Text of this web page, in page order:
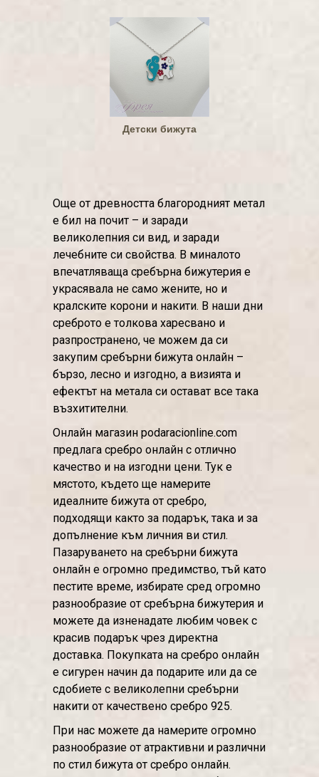
Детски бижута
Още от древността благородният метал
е бил на почит – и заради
великолепния си вид, и заради
лечебните си свойства. В миналото
впечатляваща сребърна бижутерия е
украсявала не само жените, но и
кралските корони и накити. В наши дни
среброто е толкова харесвано и
разпространено, че можем да си
закупим сребърни бижута онлайн –
бързо, лесно и изгодно, а визията и
ефектът на метала си остават все така
възхитителни.
Онлайн магазин podaracionline.com
предлага сребро онлайн с отлично
качество и на изгодни цени. Тук е
мястото, където ще намерите
идеалните бижута от сребро,
подходящи както за подарък, така и за
допълнение към личния ви стил.
Пазаруването на сребърни бижута
онлайн е огромно предимство, тъй като
пестите време, избирате сред огромно
разнообразие от сребърна бижутерия и
можете да изненадате любим човек с
красив подарък чрез директна
доставка. Покупката на сребро онлайн
е сигурен начин да подарите или да се
сдобиете с великолепни сребърни
накити от качествено сребро 925.
При нас можете да намерите огромно
разнообразие от атрактивни и различни
по стил бижута от сребро онлайн.